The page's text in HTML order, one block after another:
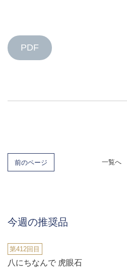
PDF
前のページ 一覧へ
今週の推奨品
第412回目
八にちなんで 虎眼石